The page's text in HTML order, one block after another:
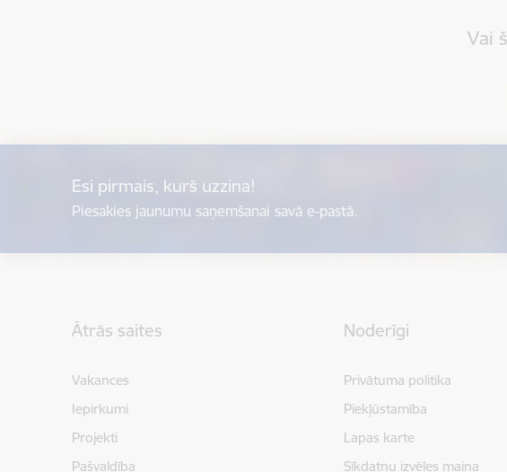
Vai
Esi pirmais, kurš uzzina!
Piesakies jaunumu saņemšanai savā e-pastā.
Ātrās saites
Vakances
Iepirkumi
Projekti
Pašvaldība
Noderīgi
Privātuma politika
Piekļūstamība
Lapas karte
Sīkdatņu izvēles maiņa